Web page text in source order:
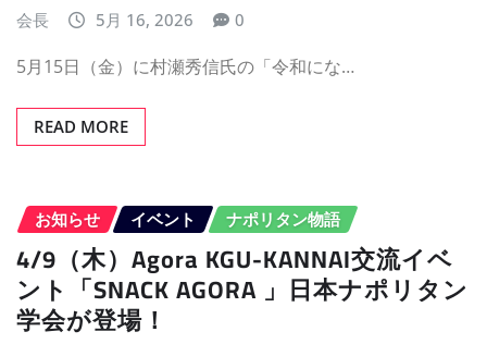
会長 5月 16, 2026 0
5月15日（金）に村瀬秀信氏の「令和にな…
READ MORE
お知らせ イベント ナポリタン物語
4/9（木）Agora KGU-KANNAI交流イベ
ント「SNACK AGORA 」日本ナポリタン
学会が登場！